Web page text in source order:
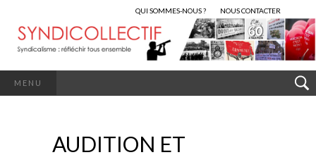
QUI SOMMES-NOUS ? NOUS CONTACTER
MENU
AUDITION ET